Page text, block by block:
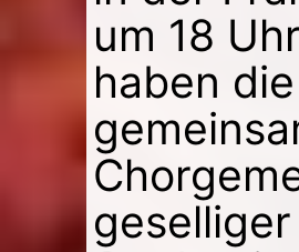
um 18
haben